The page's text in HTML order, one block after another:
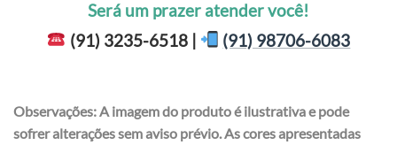
Será um prazer atender você!
(91) 3235-6518 |
(91) 98706-6083
Observações: A imagem do produto é ilustrativa e pode
sofrer alterações sem aviso prévio. As cores apresentadas